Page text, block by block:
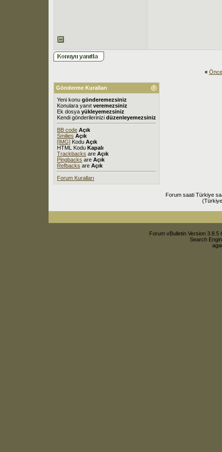
«
Gönderme Kuralları
Yeni konu gönderemezsiniz
Konulara yanıt veremezsiniz
Ek dosya yükleyemezsiniz
Kendi gönderilerinizi düzenleyemezsiniz
BB code Açık
Smilies Açık
[IMG] Kodu Açık
HTML Kodu Kapalı
Trackbacks are Açık
Pingbacks are Açık
Refbacks are Açık
Forum Kuralları
Forum saati Türkiye
Forum vBulletin Version
Search